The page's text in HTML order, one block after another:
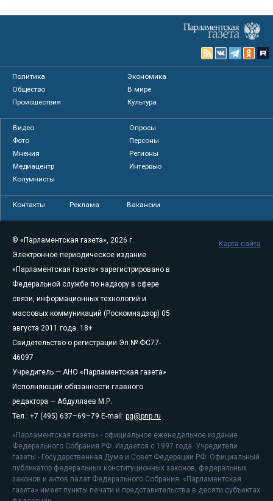
Политика
Экономика
Общество
В мире
Происшествия
Культура
Видео
Опросы
Фото
Персоны
Мнения
Регионы
Медиацентр
Интервью
Колумнисты
Контакты Реклама Вакансии
© «Парламентская газета», 2026 г.
Электронное периодическое издание
«Парламентская газета» зарегистрировано в
Федеральной службе по надзору в сфере
связи, информационных технологий и
массовых коммуникаций (Роскомнадзор) 05
августа 2011 года. 18+
Свидетельство о регистрации Эл № ФС77-
46097
Учредитель — АНО «Парламентская газета»
Исполняющий обязанности главного
редактора — Абдуллаев М.Р.
Тел.: +7 (495) 637–69–79 E-mail: pg@pnp.ru
«Парламентская газета» - официальное еженедельное издание
Федерального Собрания РФ. Издается с 1997 года. Учредители
газеты - Государственная Дума и Совет Федерации РФ. Официальный
публикатор федеральных конституционных законов, федеральных
законов и актов палат Федерального Собрания. «Парламентская
газета» имеет пункты печати и представительства в десяти субъектах
Карта сайта